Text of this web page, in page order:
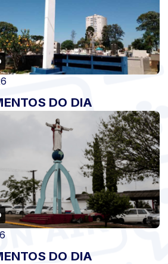
DO DIA
DO DIA